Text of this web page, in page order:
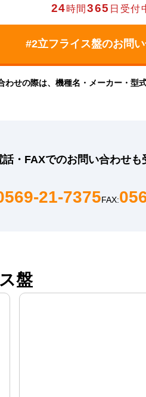
24時間365 日受付
わせの際は、機種名・メーカー・型
話・FAXでのお問い合わせも
21-7375FAX:
盤